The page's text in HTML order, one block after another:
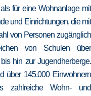
für eine Wohnanlage mit
und Einrichtungen, die mit
von Personen zugänglich
von Schulen über
hin zur Jugendherberge.
über 145.000 Einwohnern
zahlreiche Wohn- und